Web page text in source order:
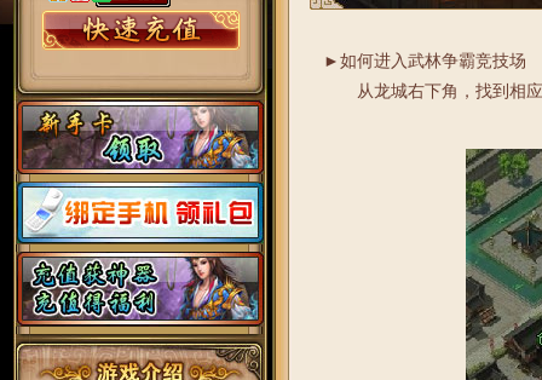
►如何进入武林争霸竞技场
从龙城右下角，找到相应